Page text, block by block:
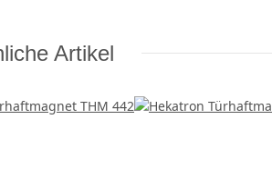
Artikel